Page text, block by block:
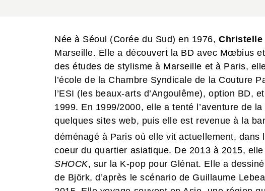
Née à Séoul (Corée du Sud) en 1976,Christelle
Marseille. Elle a découvert la BD avec Mœbius
des études de stylisme à Marseille et à Paris,
l’école de la Chambre Syndicale de la Couture
l’ESI (les beaux-arts d’Angoulême), option BD,
1999. En 1999/2000, elle a tenté l’aventure de
quelques sites web, puis elle est revenue à la
déménagé à Paris où elle vit actuellement, dans
coeur du quartier asiatique. De 2013 à 2015,
SHOCK, sur la K-pop pour Glénat. Elle a
de Björk, d’après le scénario de Guillaume